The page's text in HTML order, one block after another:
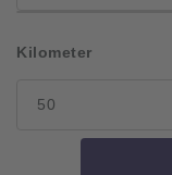
Kilometer